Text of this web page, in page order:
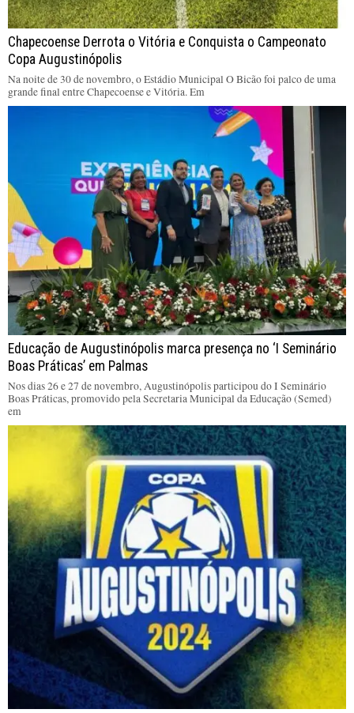
Chapecoense Derrota o Vitória e Conquista o Campeonato
Copa Augustinópolis
Na noite de 30 de novembro, o Estádio Municipal O Bicão foi palco de uma
grande final entre Chapecoense e Vitória. Em
Educação de Augustinópolis marca presença no ‘I Seminário
Boas Práticas’ em Palmas
Nos dias 26 e 27 de novembro, Augustinópolis participou do I Seminário
Boas Práticas, promovido pela Secretaria Municipal da Educação (Semed)
em